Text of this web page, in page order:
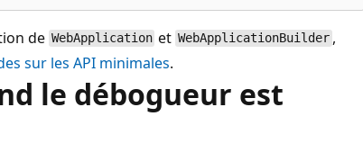
de WebApplication et WebApplicationBuilder ,
sur les API minimales.
le débogueur est